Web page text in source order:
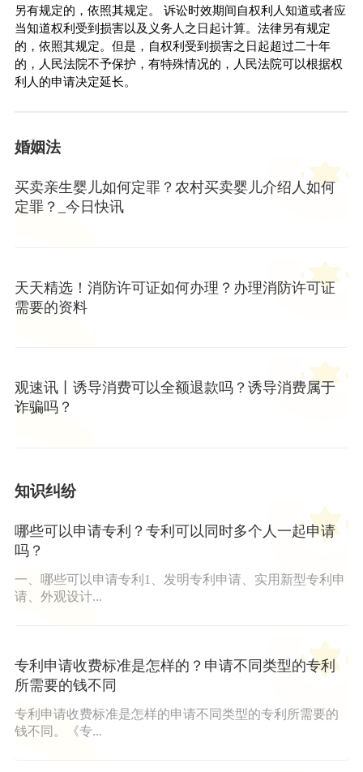
另有规定的，依照其规定。 诉讼时效期间自权利人知道或者应
当知道权利受到损害以及义务人之日起计算。法律另有规定
的，依照其规定。但是，自权利受到损害之日起超过二十年
的，人民法院不予保护，有特殊情况的，人民法院可以根据权
利人的申请决定延长。
婚姻法
买卖亲生婴儿如何定罪？农村买卖婴儿介绍人如何
定罪？_今日快讯
天天精选！消防许可证如何办理？办理消防许可证
需要的资料
观速讯丨诱导消费可以全额退款吗？诱导消费属于
诈骗吗？
知识纠纷
哪些可以申请专利？专利可以同时多个人一起申请
吗？
一、哪些可以申请专利1、发明专利申请、实用新型专利申
请、外观设计...
专利申请收费标准是怎样的？申请不同类型的专利
所需要的钱不同
专利申请收费标准是怎样的申请不同类型的专利所需要的
钱不同。《专...